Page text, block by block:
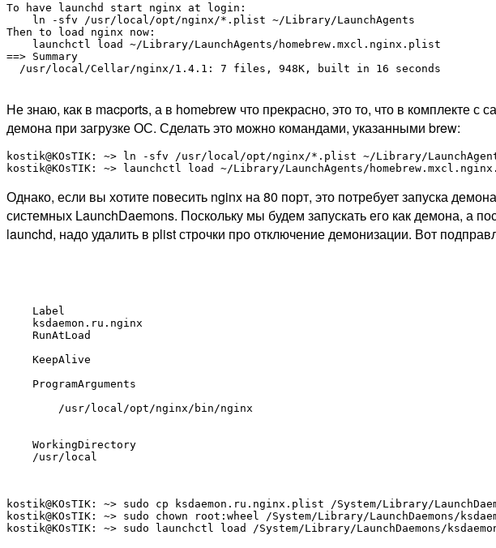
To have launchd start nginx at login:
    ln -sfv /usr/local/opt/nginx/*.plist ~/Library/LaunchAgents
Then to load nginx now:
    launchctl load ~/Library/LaunchAgents/homebrew.mxcl.nginx.plist
==> Summary
  /usr/local/Cellar/nginx/1.4.1: 7 files, 948K, built in 16 seconds
Не знаю, как в macports, а в homebrew что прекрасно, это то, что в комплекте
демона при загрузке ОС. Сделать это можно командами, указанными brew:
kostik@KOsTIK: ~> ln -sfv /usr/local/opt/nginx/*.plist ~/Library/
Однако, если вы хотите повесить nginx на 80 порт, это потребует запуска
системных LaunchDaemons. Поскольку мы будем запускать его как демона, а
launchd, надо удалить в plist строчки про отключение демонизации. Вот
Label
ksdaemon.ru.nginx
RunAtLoad
KeepAlive
ProgramArguments
/usr/local/opt/nginx/bin/nginx
WorkingDirectory
/usr/local
kostik@KOsTIK: ~> sudo cp ksdaemon.ru.nginx.plist /System/Library/
kostik@KOsTIK: ~> sudo chown root:wheel /System/Library/LaunchDaemons/